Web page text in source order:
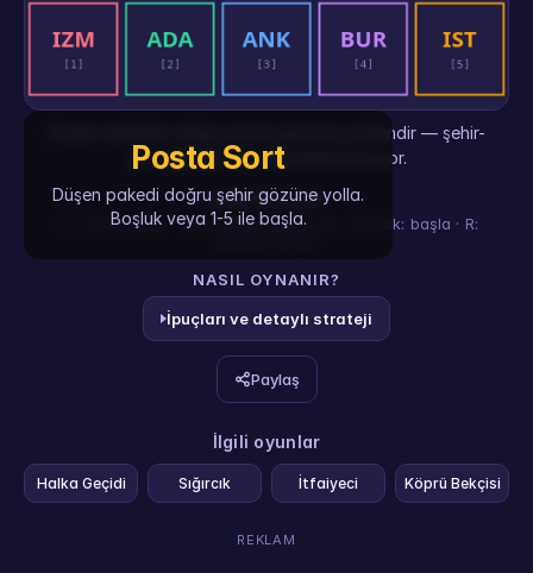
Posta Sort
Düşen pakedi doğru şehir gözüne yolla.
Boşluk veya 1-5 ile başla.
Düşen paketleri doğru posta gözüne yönlendir — şehir-
göz eşlemesi her seviyede karışıyor.
KONTROLLER
1-5: göze yolla · Tıkla/dokun: gözü seç · Boşluk: başla · R:
NASIL OYNANIR?
İpuçları ve detaylı strateji
Paylaş
İlgili oyunlar
Halka Geçidi Sığırcık İtfaiyeci Köprü Bekçisi
REKLAM